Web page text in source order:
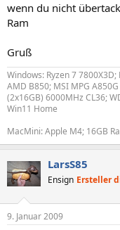
wenn du nicht
Ram
Gruß
Windows: Ryzen 7
AMD B850; MSI MPG
(2x16GB) 6000MHz CL36;
Win11 Home
MacMini: Apple M4; 16GB
LarsS85
Ensign Ersteller
9. Januar 2009